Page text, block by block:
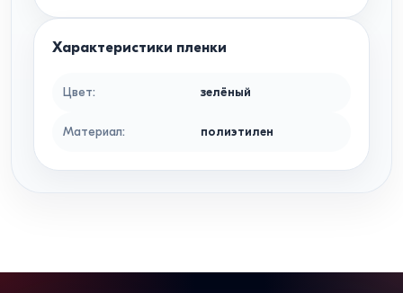
Характеристики пленки
Цвет: зелёный
Материал: полиэтилен